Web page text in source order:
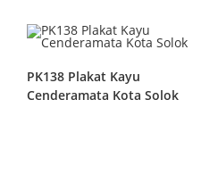
PK138 Plakat Kayu
Cenderamata Kota Solok